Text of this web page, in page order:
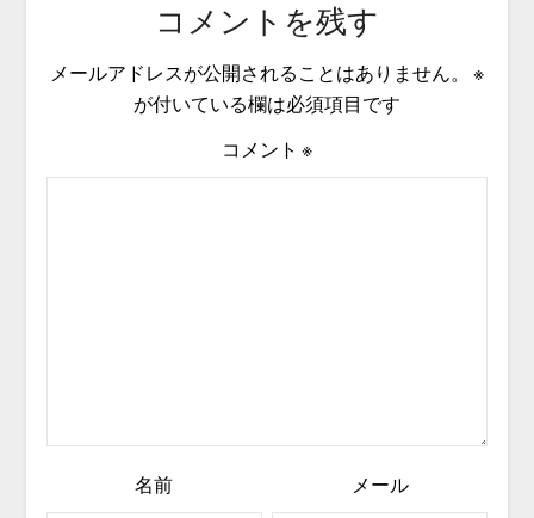
コメントを残す
メールアドレスが公開されることはありません。
※
が付いている欄は必須項目です
コメント ※
名前 メール